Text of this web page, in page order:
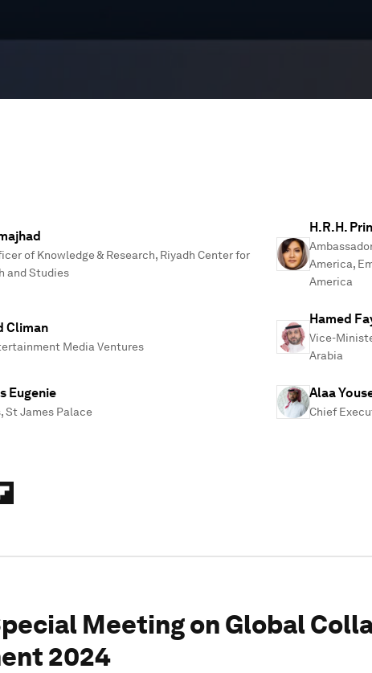
of Knowledge & Research, Riyadh Center for
and Studies
H.R.H.
America,
America
Climan
Media Ventures
Hamed
Vice-
Arabia
Eugenie
St James Palace
Alaa
Chief
Meeting on Global
2024